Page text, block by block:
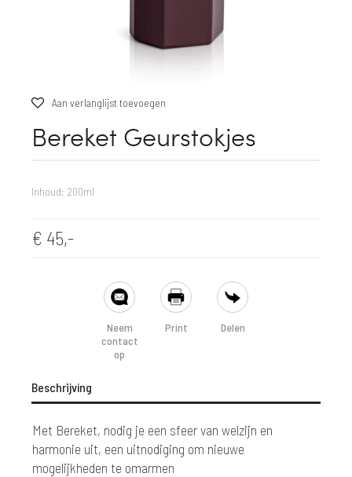
Aan verlanglijst toevoegen
Bereket Geurstokjes
Inhoud: 200ml
€ 45,-
Neem
contact
op
Print Delen
Beschrijving
Met Bereket, nodig je een sfeer van welzijn en
harmonie uit, een uitnodiging om nieuwe
mogelijkheden te omarmen